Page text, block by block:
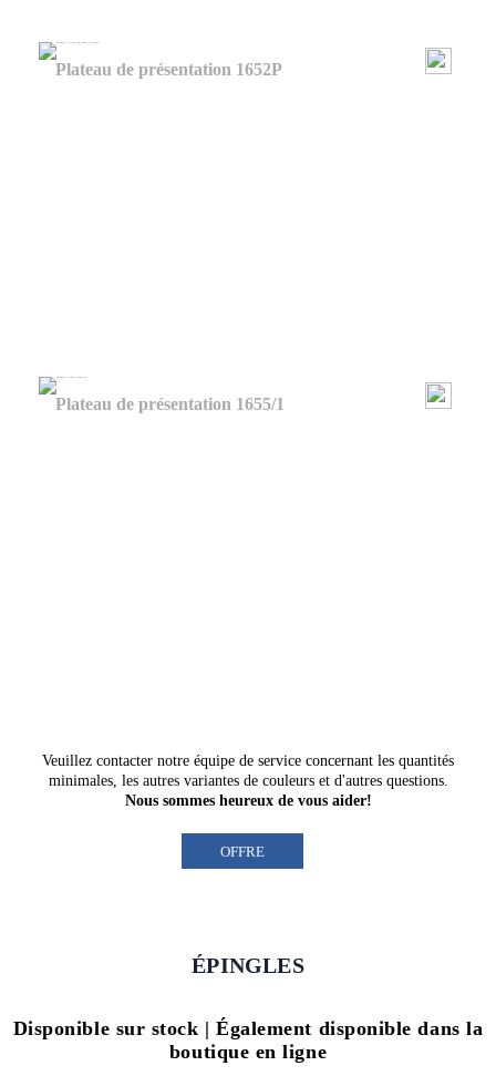
Plateau de présentation 1652P
Plateau de présentation 1655/1
Veuillez contacter notre équipe de service concernant les quantités
minimales, les autres variantes de couleurs et d'autres questions.
Nous sommes heureux de vous aider!
OFFRE
ÉPINGLES
Disponible sur stock | Également disponible dans la
boutique en ligne